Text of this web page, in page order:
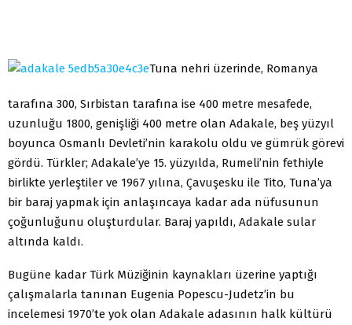
Tuna nehri üzerinde, Romanya
tarafına 300, Sırbistan tarafına ise 400 metre mesafede,
uzunluğu 1800, genişliği 400 metre olan Adakale, beş yüzyıl
boyunca Osmanlı Devleti’nin karakolu oldu ve gümrük görevi
gördü. Türkler; Adakale’ye 15. yüzyılda, Rumeli’nin fethiyle
birlikte yerleştiler ve 1967 yılına, Çavuşesku ile Tito, Tuna’ya
bir baraj yapmak için anlaşıncaya kadar ada nüfusunun
çoğunluğunu oluşturdular. Baraj yapıldı, Adakale sular
altında kaldı.
Bugüne kadar Türk Müziğinin kaynakları üzerine yaptığı
çalışmalarla tanınan Eugenia Popescu-Judetz’in bu
incelemesi 1970’te yok olan Adakale adasının halk kültürü